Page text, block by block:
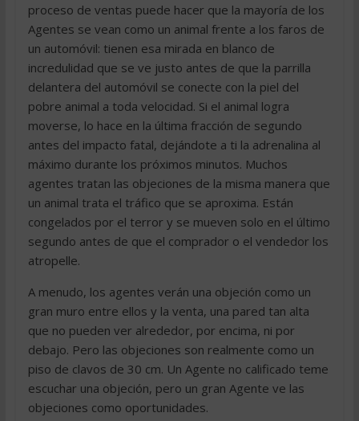
proceso de ventas puede hacer que la mayoría de los
Agentes se vean como un animal frente a los faros de
un automóvil: tienen esa mirada en blanco de
incredulidad que se ve justo antes de que la parrilla
delantera del automóvil se conecte con la piel del
pobre animal a toda velocidad. Si el animal logra
moverse, lo hace en la última fracción de segundo
antes del impacto fatal, dejándote a ti la adrenalina al
máximo durante los próximos minutos. Muchos
agentes tratan las objeciones de la misma manera que
un animal trata el tráfico que se aproxima. Están
congelados por el terror y se mueven solo en el último
segundo antes de que el comprador o el vendedor los
atropelle.
A menudo, los agentes verán una objeción como un
gran muro entre ellos y la venta, una pared tan alta
que no pueden ver alrededor, por encima, ni por
debajo. Pero las objeciones son realmente como un
piso de clavos de 30 cm. Un Agente no calificado teme
escuchar una objeción, pero un gran Agente ve las
objeciones como oportunidades.